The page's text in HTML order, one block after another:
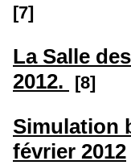
[7]
La Salle
2012.
[8]
Simulation
février 2012